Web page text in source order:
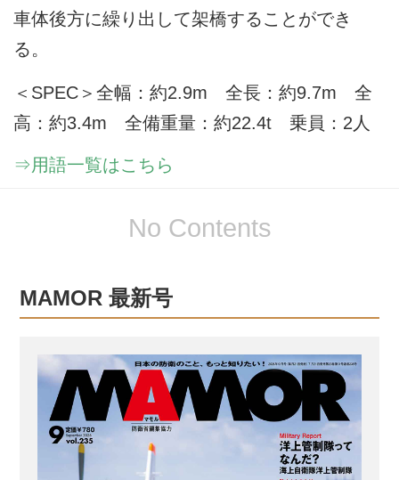
車体後方に繰り出して架橋することができ
る。
＜SPEC＞全幅：約2.9m 全長：約9.7m 全
高：約3.4m 全備重量：約22.4t 乗員：2人
⇒用語一覧はこちら
No Contents
MAMOR 最新号